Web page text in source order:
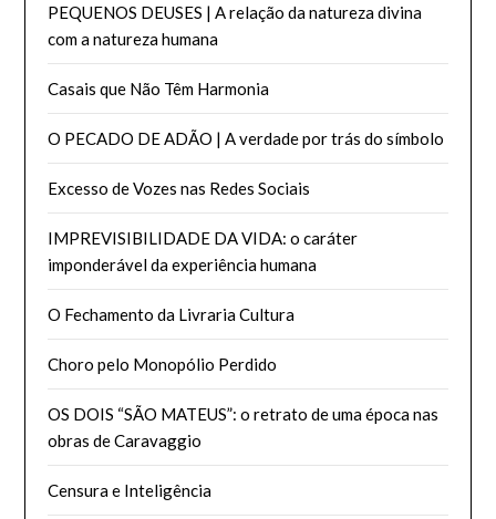
PEQUENOS DEUSES | A relação da natureza divina
com a natureza humana
Casais que Não Têm Harmonia
O PECADO DE ADÃO | A verdade por trás do símbolo
Excesso de Vozes nas Redes Sociais
IMPREVISIBILIDADE DA VIDA: o caráter
imponderável da experiência humana
O Fechamento da Livraria Cultura
Choro pelo Monopólio Perdido
OS DOIS “SÃO MATEUS”: o retrato de uma época nas
obras de Caravaggio
Censura e Inteligência